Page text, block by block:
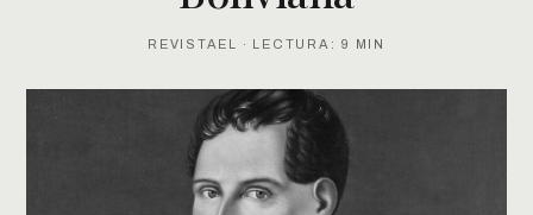
REVISTAEL · LECTURA: 9 MIN